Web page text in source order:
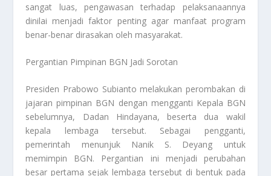
sangat luas, pengawasan terhadap pelaksanaannya
dinilai menjadi faktor penting agar manfaat program
benar-benar dirasakan oleh masyarakat.
Pergantian Pimpinan BGN Jadi Sorotan
Presiden Prabowo Subianto melakukan perombakan di
jajaran pimpinan BGN dengan mengganti Kepala BGN
sebelumnya, Dadan Hindayana, beserta dua wakil
kepala lembaga tersebut. Sebagai pengganti,
pemerintah menunjuk Nanik S. Deyang untuk
memimpin BGN. Pergantian ini menjadi perubahan
besar pertama sejak lembaga tersebut di bentuk pada